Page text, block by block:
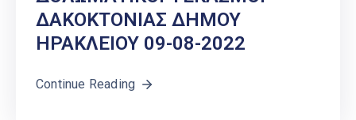
ΔΑΚΟΚΤΟΝΙΑΣ ΔΗΜΟΥ
ΗΡΑΚΛΕΙΟΥ 09-08-2022
Continue Reading